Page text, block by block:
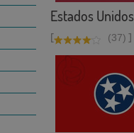
Estados Unidos
[ (37) ]